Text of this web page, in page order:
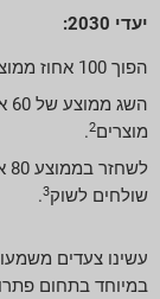
יעדי 2030:
הפוך 100 אחוז ממוצרי Greif למחזור
מוצרים2
.
שולחים לשוק3
.